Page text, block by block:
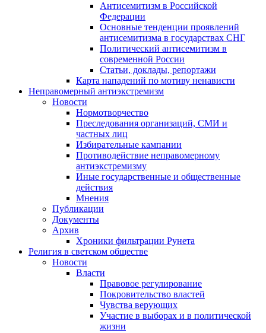
Антисемитизм в Российской
Федерации
Основные тенденции проявлений
антисемитизма в государствах СНГ
Политический антисемитизм в
современной России
Статьи, доклады, репортажи
Карта нападений по мотиву ненависти
Неправомерный антиэкстремизм
Новости
Нормотворчество
Преследования организаций, СМИ и
частных лиц
Избирательные кампании
Противодействие неправомерному
антиэкстремизму
Иные государственные и общественные
действия
Мнения
Публикации
Документы
Архив
Хроники фильтрации Рунета
Религия в светском обществе
Новости
Власти
Правовое регулирование
Покровительство властей
Чувства верующих
Участие в выборах и в политической
жизни